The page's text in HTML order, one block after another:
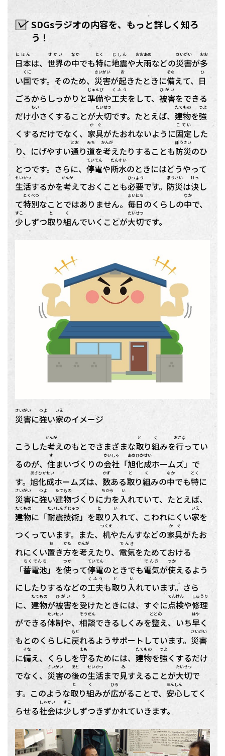
SDGsラジオの内容を、もっと詳しく知ろ
う！
日本
にほん
は、 世界
せかい
の中
なか
でも特
とく
に地震
じしん
や大雨
おおあめ
などの災害
さいがい
が多
おお
い国
くに
です。そのため、 災害
さいがい
が起
お
きたときに備
そな
えて、 日
ひ
ごろからしっかりと準備
じゅんび
や工夫
くふう
をして、 被害
ひがい
をできる
だけ小
ちい
さくすることが大切
たいせつ
です。たとえば、 建物
たてもの
を強
つよ
くするだけでなく、 家具
かぐ
がたおれないように固定
こてい
した
り、にげやすい通
とお
り道
みち
を考
かんが
えたりすることも防災
ぼうさい
のひ
とつです。さらに、 停電
ていでん
や断水
だんすい
のときにはどうやって
生活
せいかつ
するかを考
かんが
えておくことも必要
ひつよう
です。 防災
ぼうさい
は決
けっ
し
て特別
とくべつ
なことではありません。 毎日
まいにち
のくらしの中
なか
で、
少
すこ
しずつ取
と
り組
く
んでいくことが大切
たいせつ
です。
災害
さいがい
に強
つよ
い家
いえ
のイメージ
こうした考
かんが
えのもとでさまざまな取
と
り組
く
みを行
おこな
ってい
るのが、 住
す
まいづくりの会社
かいしゃ
「旭化成
あさひかせい
ホームズ」で
す。 旭化成
あさひかせい
ホームズは、 数
かず
ある取
と
り組
く
みの中
なか
でも特
とく
に
災害
さいがい
に強
つよ
い建物
たてもの
づくりに力
ちから
を入
い
れていて、たとえば、
建物
たてもの
に「耐震技術
たいしんぎじゅつ
」を取
と
り入
い
れて、こわれにくい家
いえ
を
つくっています。また、 机
つくえ
やたんすなどの家具
かぐ
がたお
れにくい置
お
き方
かた
を考
かんが
えたり、 電気
でんき
をためておける
「蓄電池
ちくでんち
」を使
つか
って停電
ていでん
のときでも電気
でんき
が使
つか
えるよう
にしたりするなどの工夫
くふう
も取
と
り入
い
れています。さら
に、 建物
たてもの
が被害
ひがい
を受
う
けたときには、すぐに点検
てんけん
や修理
しゅうり
ができる体制
たいせい
や、 相談
そうだん
できるしくみを整
ととの
え、いち早
はや
く
もとのくらしに戻
もど
れるようサポートしています。 災害
さいがい
に備
そな
え、くらしを守
まも
るためには、 建物
たてもの
を強
つよ
くするだけ
でなく、 災害
さいがい
の後
あと
の生活
せいかつ
まで見
み
すえることが大切
たいせつ
で
す。このような取
と
り組
く
みが広
ひろ
がることで、 安心
あんしん
してく
らせる社会
しゃかい
は少
すこ
しずつきずかれていきます。